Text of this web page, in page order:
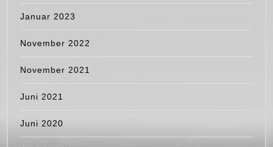
Januar 2023
November 2022
November 2021
Juni 2021
Juni 2020